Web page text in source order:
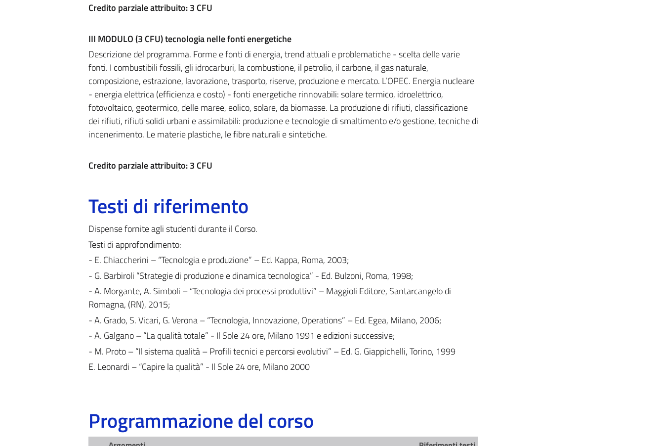
Credito parziale attribuito: 3 CFU
III MODULO (3 CFU) tecnologia nelle fonti energetiche
Descrizione del programma. Forme e fonti di energia, trend attuali e problematiche - scelta delle varie
fonti. I combustibili fossili, gli idrocarburi, la combustione, il petrolio, il carbone, il gas naturale,
composizione, estrazione, lavorazione, trasporto, riserve, produzione e mercato. L’OPEC. Energia nucleare
- energia elettrica (efficienza e costo) - fonti energetiche rinnovabili: solare termico, idroelettrico,
fotovoltaico, geotermico, delle maree, eolico, solare, da biomasse. La produzione di rifiuti, classificazione
dei rifiuti, rifiuti solidi urbani e assimilabili: produzione e tecnologie di smaltimento e/o gestione, tecniche di
incenerimento. Le materie plastiche, le fibre naturali e sintetiche.
Credito parziale attribuito: 3 CFU
Testi di riferimento
Dispense fornite agli studenti durante il Corso.
Testi di approfondimento:
- E. Chiaccherini – “Tecnologia e produzione” – Ed. Kappa, Roma, 2003;
- G. Barbiroli “Strategie di produzione e dinamica tecnologica” - Ed. Bulzoni, Roma, 1998;
- A. Morgante, A. Simboli – “Tecnologia dei processi produttivi” – Maggioli Editore, Santarcangelo di
Romagna, (RN), 2015;
- A. Grado, S. Vicari, G. Verona – “Tecnologia, Innovazione, Operations” – Ed. Egea, Milano, 2006;
- A. Galgano – “La qualità totale” - Il Sole 24 ore, Milano 1991 e edizioni successive;
- M. Proto – “Il sistema qualità – Profili tecnici e percorsi evolutivi” – Ed. G. Giappichelli, Torino, 1999
E. Leonardi – “Capire la qualità” - Il Sole 24 ore, Milano 2000
Programmazione del corso